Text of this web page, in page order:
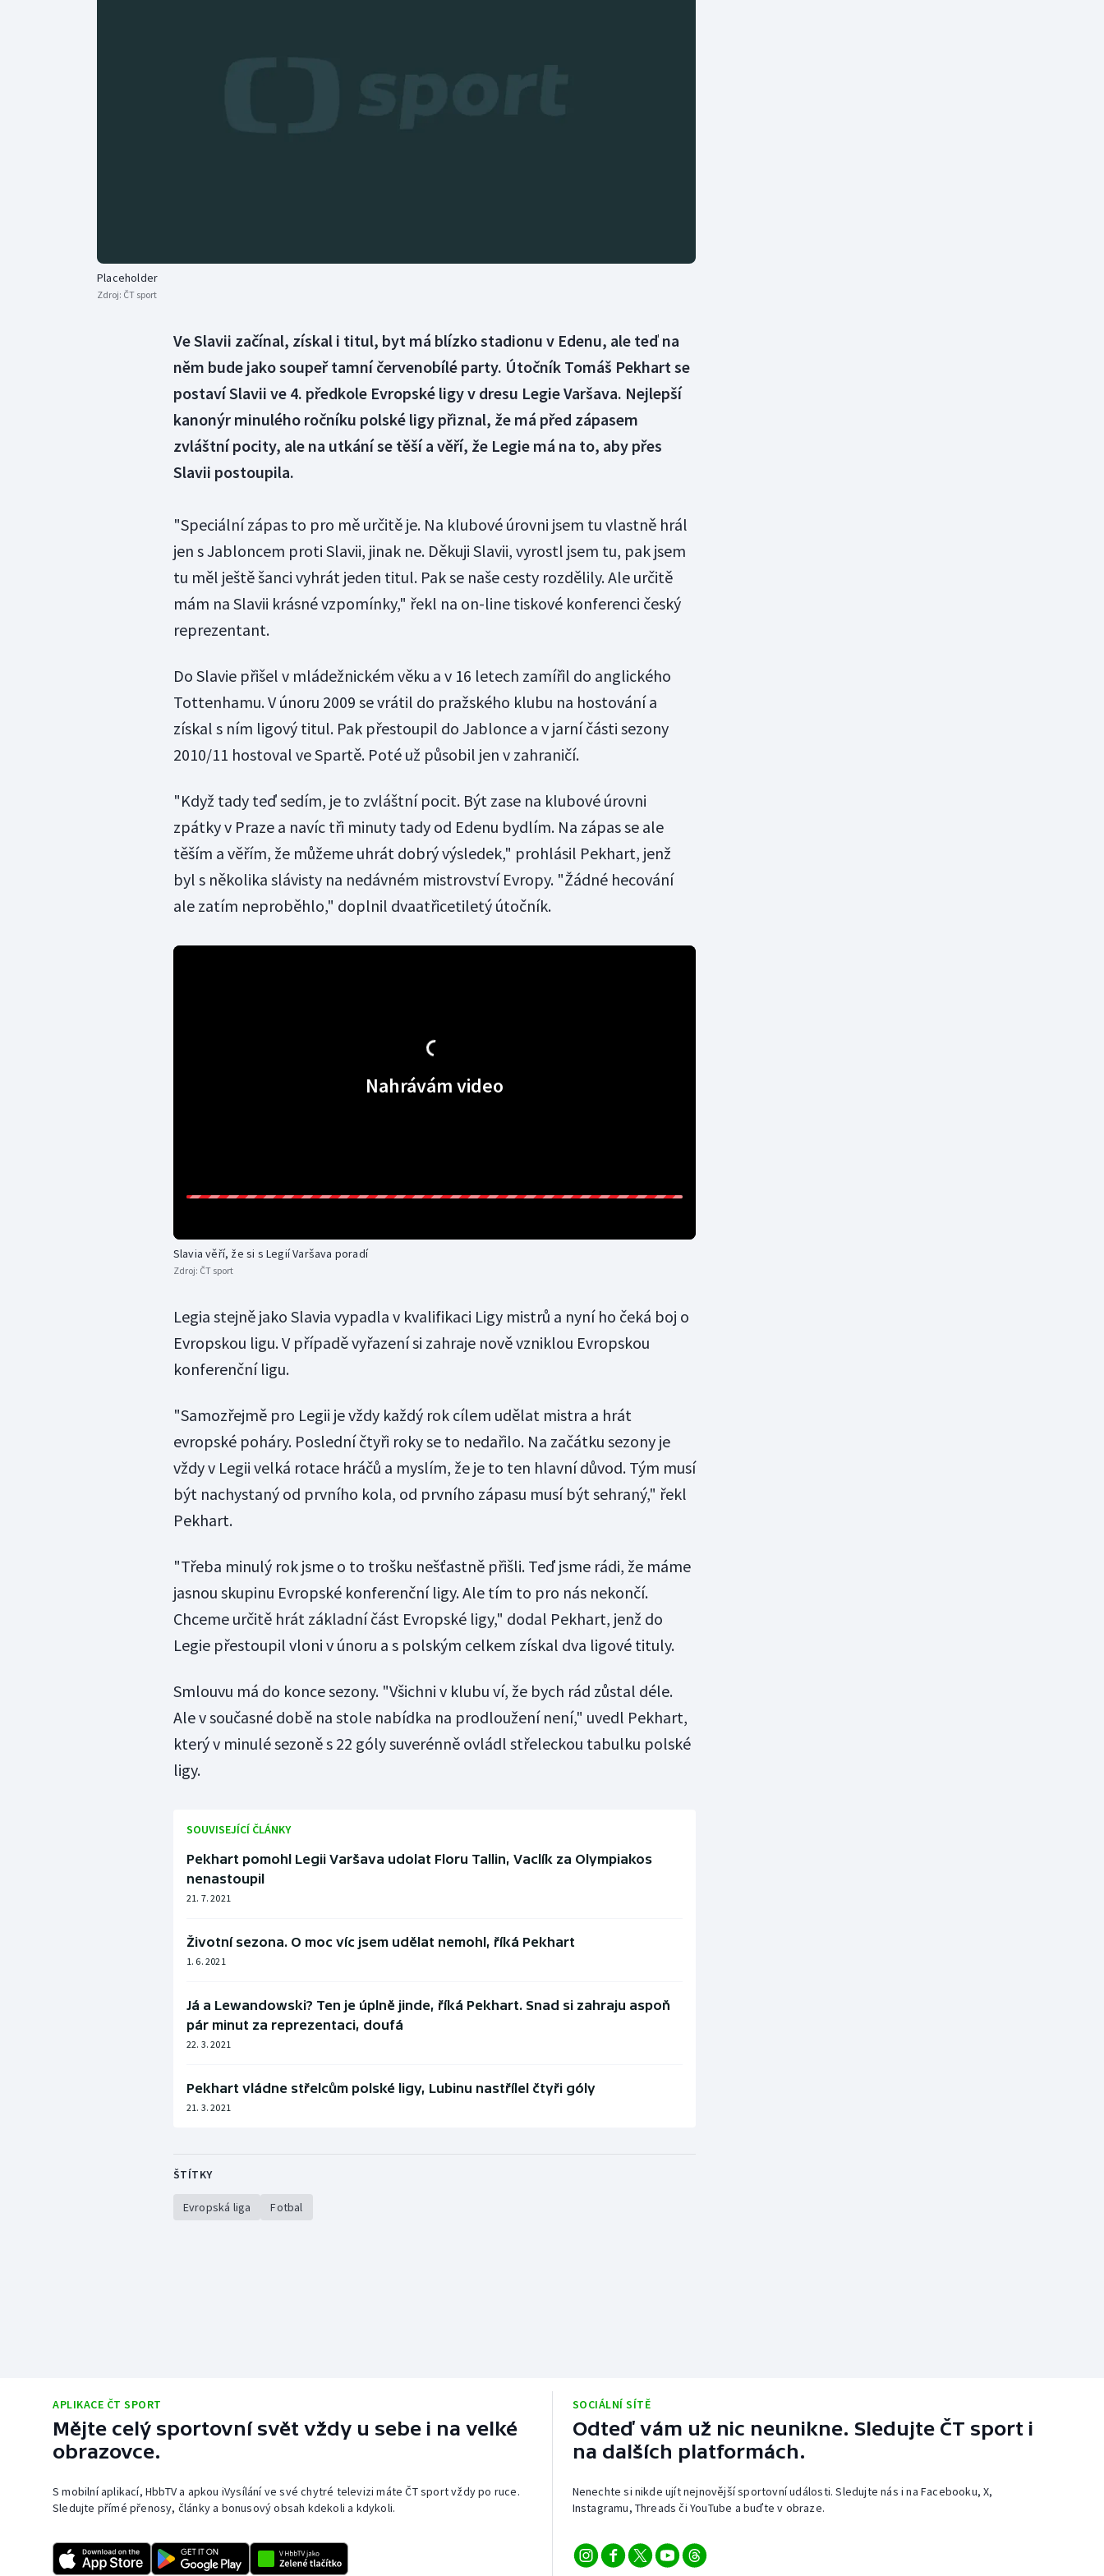
Placeholder
Zdroj: ČT sport
Ve Slavii začínal, získal i titul, byt má blízko stadionu v Edenu, ale teď na
něm bude jako soupeř tamní červenobílé party. Útočník Tomáš Pekhart se
postaví Slavii ve 4. předkole Evropské ligy v dresu Legie Varšava. Nejlepší
kanonýr minulého ročníku polské ligy přiznal, že má před zápasem
zvláštní pocity, ale na utkání se těší a věří, že Legie má na to, aby přes
Slavii postoupila.
"Speciální zápas to pro mě určitě je. Na klubové úrovni jsem tu vlastně hrál
jen s Jabloncem proti Slavii, jinak ne. Děkuji Slavii, vyrostl jsem tu, pak jsem
tu měl ještě šanci vyhrát jeden titul. Pak se naše cesty rozdělily. Ale určitě
mám na Slavii krásné vzpomínky," řekl na on-line tiskové konferenci český
reprezentant.
Do Slavie přišel v mládežnickém věku a v 16 letech zamířil do anglického
Tottenhamu. V únoru 2009 se vrátil do pražského klubu na hostování a
získal s ním ligový titul. Pak přestoupil do Jablonce a v jarní části sezony
2010/11 hostoval ve Spartě. Poté už působil jen v zahraničí.
"Když tady teď sedím, je to zvláštní pocit. Být zase na klubové úrovni
zpátky v Praze a navíc tři minuty tady od Edenu bydlím. Na zápas se ale
těším a věřím, že můžeme uhrát dobrý výsledek," prohlásil Pekhart, jenž
byl s několika slávisty na nedávném mistrovství Evropy. "Žádné hecování
ale zatím neproběhlo," doplnil dvaatřicetiletý útočník.
Nahrávám video
Slavia věří, že si s Legií Varšava poradí
Zdroj: ČT sport
Legia stejně jako Slavia vypadla v kvalifikaci Ligy mistrů a nyní ho čeká boj o
Evropskou ligu. V případě vyřazení si zahraje nově vzniklou Evropskou
konferenční ligu.
"Samozřejmě pro Legii je vždy každý rok cílem udělat mistra a hrát
evropské poháry. Poslední čtyři roky se to nedařilo. Na začátku sezony je
vždy v Legii velká rotace hráčů a myslím, že je to ten hlavní důvod. Tým musí
být nachystaný od prvního kola, od prvního zápasu musí být sehraný," řekl
Pekhart.
"Třeba minulý rok jsme o to trošku nešťastně přišli. Teď jsme rádi, že máme
jasnou skupinu Evropské konferenční ligy. Ale tím to pro nás nekončí.
Chceme určitě hrát základní část Evropské ligy," dodal Pekhart, jenž do
Legie přestoupil vloni v únoru a s polským celkem získal dva ligové tituly.
Smlouvu má do konce sezony. "Všichni v klubu ví, že bych rád zůstal déle.
Ale v současné době na stole nabídka na prodloužení není," uvedl Pekhart,
který v minulé sezoně s 22 góly suverénně ovládl střeleckou tabulku polské
ligy.
SOUVISEJÍCÍ ČLÁNKY
Pekhart pomohl Legii Varšava udolat Floru Tallin, Vaclík za Olympiakos
nenastoupil
21. 7. 2021
Životní sezona. O moc víc jsem udělat nemohl, říká Pekhart
1. 6. 2021
Já a Lewandowski? Ten je úplně jinde, říká Pekhart. Snad si zahraju aspoň
pár minut za reprezentaci, doufá
22. 3. 2021
Pekhart vládne střelcům polské ligy, Lubinu nastřílel čtyři góly
21. 3. 2021
ŠTÍTKY
Evropská liga Fotbal
APLIKACE ČT SPORT
Mějte celý sportovní svět vždy u sebe i na velké
obrazovce.
S mobilní aplikací, HbbTV a apkou iVysílání ve své chytré televizi máte ČT sport vždy po ruce.
Sledujte přímé přenosy, články a bonusový obsah kdekoli a kdykoli.
SOCIÁLNÍ SÍTĚ
Odteď vám už nic neunikne. Sledujte ČT sport i
na dalších platformách.
Nenechte si nikde ujít nejnovější sportovní události. Sledujte nás i na Facebooku, X,
Instagramu, Threads či YouTube a buďte v obraze.